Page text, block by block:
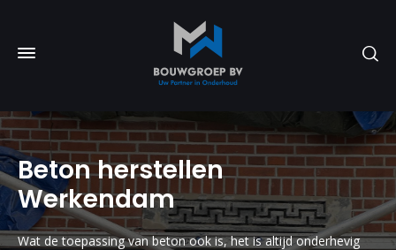
Beton herstellen
Werkendam
Wat de toepassing van beton ook is, het is altijd onderhevig